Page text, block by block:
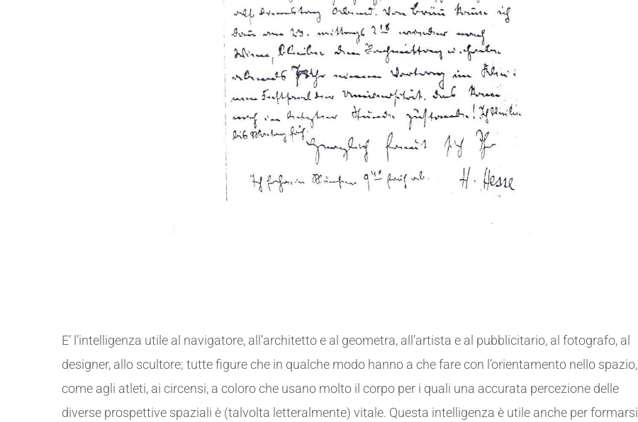
E’ l’intelligenza utile al navigatore, all’architetto e al geometra, all’artista e al pubblicitario, al fotografo, al
designer, allo scultore; tutte figure che in qualche modo hanno a che fare con l’orientamento nello spazio,
come agli atleti, ai circensi, a coloro che usano molto il corpo per i quali una accurata percezione delle
diverse prospettive spaziali è (talvolta letteralmente) vitale. Questa intelligenza è utile anche per formarsi